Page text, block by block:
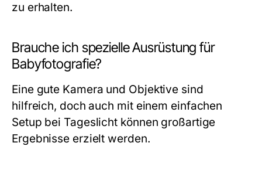
zu erhalten.
Brauche ich spezielle Ausrüstung für
Babyfotografie?
Eine gute Kamera und Objektive sind
hilfreich, doch auch mit einem einfachen
Setup bei Tageslicht können großartige
Ergebnisse erzielt werden.